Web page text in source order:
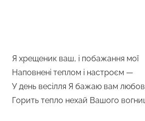
Я хрещеник ваш, і побажання мої
Наповнені теплом і настроєм —
У день весілля Я бажаю вам
Горить тепло нехай Вашого